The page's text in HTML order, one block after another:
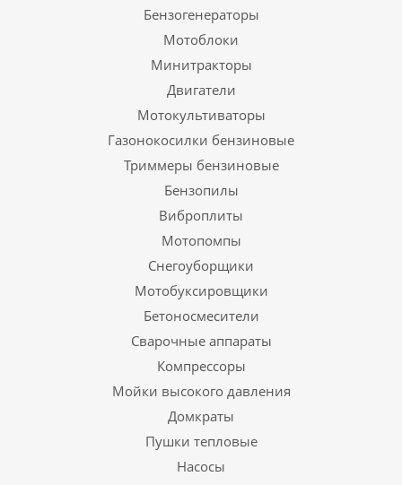
Бензогенераторы
Мотоблоки
Минитракторы
Двигатели
Мотокультиваторы
Газонокосилки бензиновые
Триммеры бензиновые
Бензопилы
Виброплиты
Мотопомпы
Снегоуборщики
Мотобуксировщики
Бетоносмесители
Сварочные аппараты
Компрессоры
Мойки высокого давления
Домкраты
Пушки тепловые
Насосы